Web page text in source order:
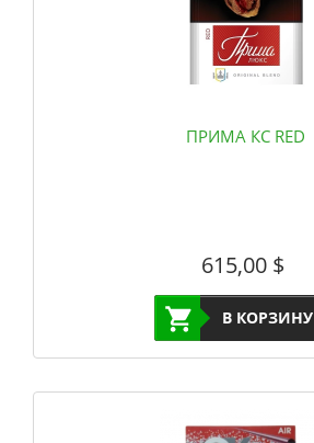
ПРИМА КС RED
615,00$
В КОРЗИНУ